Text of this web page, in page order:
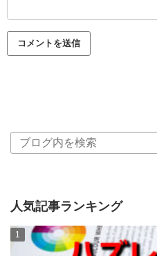
人気記事ランキング